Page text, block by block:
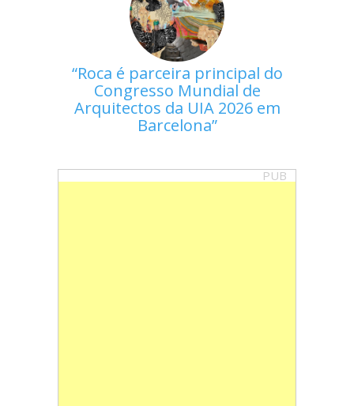
Roca é parceira principal do
Congresso Mundial de
Arquitectos da UIA 2026 em
Barcelona
PUB